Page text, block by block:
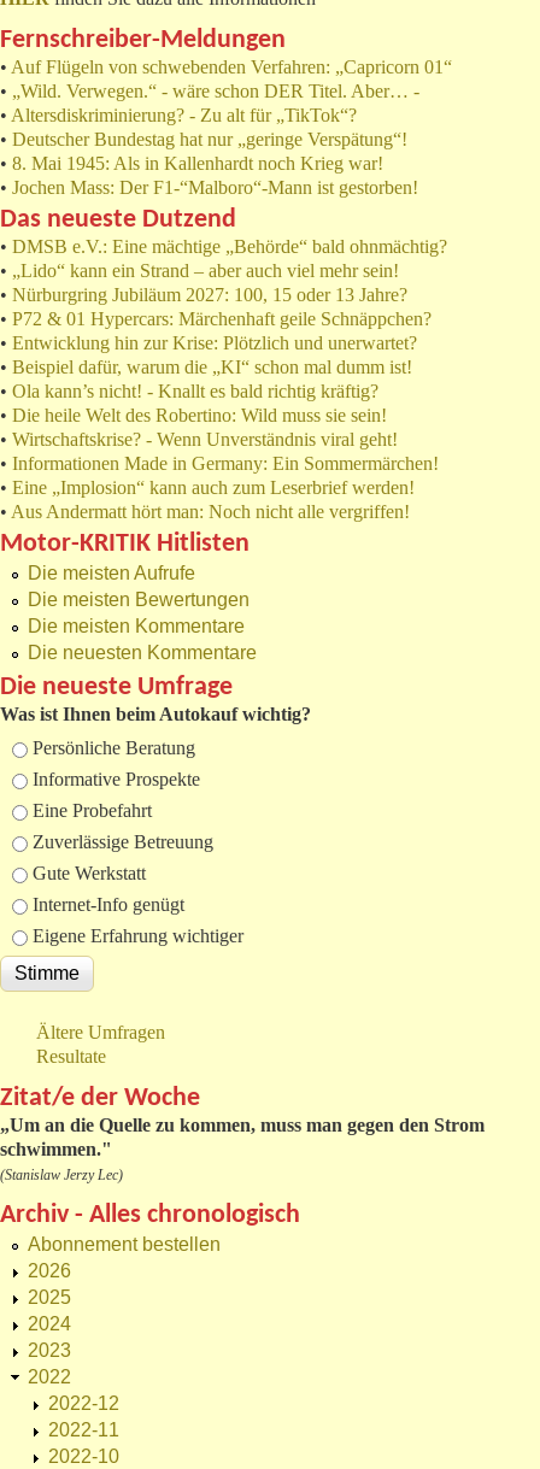
Fernschreiber-Meldungen
• Auf Flügeln von schwebenden Verfahren: „Capricorn 01“
• „Wild. Verwegen.“ - wäre schon DER Titel. Aber… -
• Altersdiskriminierung? - Zu alt für „TikTok“?
• Deutscher Bundestag hat nur „geringe Verspätung“!
• 8. Mai 1945: Als in Kallenhardt noch Krieg war!
• Jochen Mass: Der F1-“Malboro“-Mann ist gestorben!
Das neueste Dutzend
• DMSB e.V.: Eine mächtige „Behörde“ bald ohnmächtig?
• „Lido“ kann ein Strand – aber auch viel mehr sein!
• Nürburgring Jubiläum 2027: 100, 15 oder 13 Jahre?
• P72 & 01 Hypercars: Märchenhaft geile Schnäppchen?
• Entwicklung hin zur Krise: Plötzlich und unerwartet?
• Beispiel dafür, warum die „KI“ schon mal dumm ist!
• Ola kann’s nicht! - Knallt es bald richtig kräftig?
• Die heile Welt des Robertino: Wild muss sie sein!
• Wirtschaftskrise? - Wenn Unverständnis viral geht!
• Informationen Made in Germany: Ein Sommermärchen!
• Eine „Implosion“ kann auch zum Leserbrief werden!
• Aus Andermatt hört man: Noch nicht alle vergriffen!
Motor-KRITIK Hitlisten
Die meisten Aufrufe
Die meisten Bewertungen
Die meisten Kommentare
Die neuesten Kommentare
Die neueste Umfrage
Was ist Ihnen beim Autokauf wichtig?
Auswahlmöglichkeiten
Persönliche Beratung
Informative Prospekte
Eine Probefahrt
Zuverlässige Betreuung
Gute Werkstatt
Internet-Info genügt
Eigene Erfahrung wichtiger
Ältere Umfragen
Resultate
Zitat/e der Woche
„Um an die Quelle zu kommen, muss man gegen den Strom
schwimmen."
(Stanislaw Jerzy Lec)
Archiv - Alles chronologisch
Abonnement bestellen
2026
2025
2024
2023
2022
2022-12
2022-11
2022-10